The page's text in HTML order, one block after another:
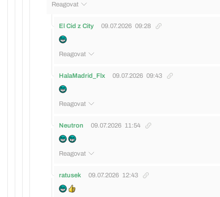
Reagovat
El Cid z City 09.07.2026 09:28
Reagovat
HalaMadrid_Flx 09.07.2026 09:43
Reagovat
Neutron 09.07.2026 11:54
Reagovat
ratusek 09.07.2026 12:43